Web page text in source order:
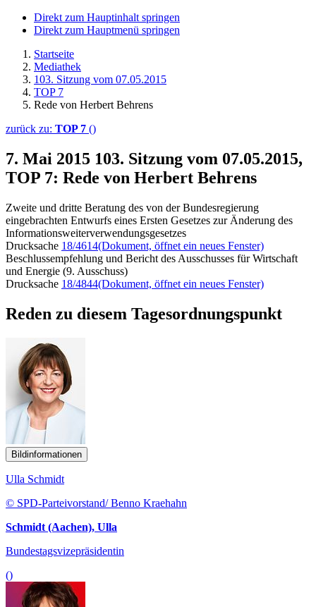
Direkt zum Hauptinhalt springen
Direkt zum Hauptmenü springen
Startseite
Mediathek
103. Sitzung vom 07.05.2015
TOP 7
Rede von Herbert Behrens
zurück zu: TOP 7 ()
7. Mai 2015 103. Sitzung vom 07.05.2015,
TOP 7: Rede von Herbert Behrens
Zweite und dritte Beratung des von der Bundesregierung
eingebrachten Entwurfs eines Ersten Gesetzes zur Änderung des
Informationsweiterverwendungsgesetzes
Drucksache 18/4614(Dokument, öffnet ein neues Fenster)
Beschlussempfehlung und Bericht des Ausschusses für Wirtschaft
und Energie (9. Ausschuss)
Drucksache 18/4844(Dokument, öffnet ein neues Fenster)
Reden zu diesem Tagesordnungspunkt
Bildinformationen
Ulla Schmidt
© SPD-Parteivorstand/ Benno Kraehahn
Schmidt (Aachen), Ulla
Bundestagsvizepräsidentin
()